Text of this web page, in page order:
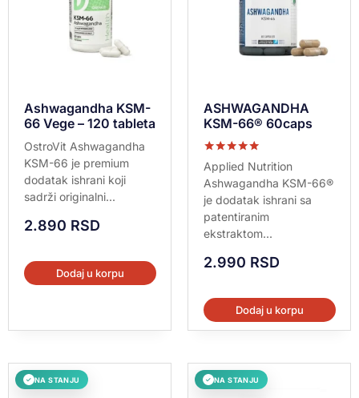
Ashwagandha KSM-
66 Vege – 120 tableta
OstroVit Ashwagandha
KSM-66 je premium
dodatak ishrani koji
sadrži originalni...
2.890 RSD
Dodaj u korpu
ASHWAGANDHA
KSM-66® 60caps
Ocenjeno sa
5.00
od 5
Applied Nutrition
Ashwagandha KSM-66®
je dodatak ishrani sa
patentiranim
ekstraktom...
2.990 RSD
Dodaj u korpu
✓ NA STANJU ✓ NA STANJU